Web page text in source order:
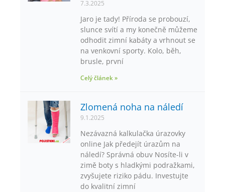
7.3.2025
Jaro je tady! Příroda se probouzí,
slunce svítí a my konečně můžeme
odhodit zimní kabáty a vrhnout se
na venkovní sporty. Kolo, běh,
brusle, první
Celý článek »
Zlomená noha na náledí
9.1.2025
Nezávazná kalkulačka úrazovky
online Jak předejít úrazům na
náledí? Správná obuv Nosíte-li v
zimě boty s hladkými podražkami,
zvyšujete riziko pádu. Investujte
do kvalitní zimní